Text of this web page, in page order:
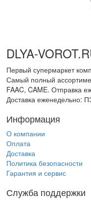
DLYA-VOROT.
Первый супермаркет
Самый полный
FAAC, CAME. Отправка
Доставка еженедельно:
Информация
О компании
Оплата
Доставка
Политика безопасности
Гарантия и сервис
Служба поддержки